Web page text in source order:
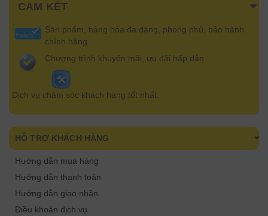
CAM KẾT
Sản phẩm, hàng hóa đa dạng, phong phú, bảo hành
chính hãng
Chương trình khuyến mãi, ưu đãi hấp dẫn
Dịch vụ chăm sóc khách hàng tốt nhất.
HỖ TRỢ KHÁCH HÀNG
Hướng dẫn mua hàng
Hướng dẫn thanh toán
Hướng dẫn giao nhận
Điều khoản dịch vụ